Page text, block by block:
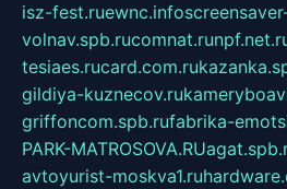
isz-fest.ruewnc.info
volnav.spb.rucomnat.ru
tesiaes.rucard.com.ru
gildiya-kuznecov.ru
griffoncom.spb.rufabrika-
PARK-MATROSOVA.RU
avtoyurist-moskva1.ru